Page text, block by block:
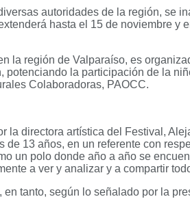
autoridades de la región, se
hasta el 15 de noviembre y
la región de Valparaíso, es
potenciando la participación de la
Colaboradoras, PAOCC.
la directora artística del Festival,
de 13 años, en un referente con
un polo donde año a año se
a ver y analizar y a compartir
en tanto, según lo señalado por la